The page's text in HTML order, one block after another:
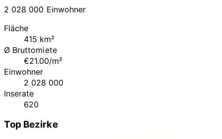
2 028 000 Einwohner
Fläche
415 km²
Ø Bruttomiete
€21.00/m²
Einwohner
2 028 000
Inserate
620
Top Bezirke